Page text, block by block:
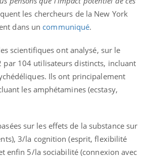
les chercheurs de la New York
dans un communiqué.
scientifiques ont analysé, sur le
par 104 utilisateurs distincts, incluant
Ils ont principalement
les amphétamines (ecstasy,
sur les effets de la substance sur
3/la cognition (esprit, flexibilité
enfin 5/la sociabilité (connexion avec